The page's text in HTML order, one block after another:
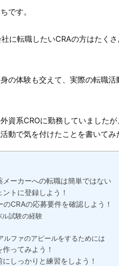
です。
に転職したいCRAの方はたく
の体験も交えて、実際の転職
資系CROに勤務していました
動で気を付けたことを書いてみ
メーカーへの転職は簡単ではない
トに登録しよう！
のCRAの応募要件を確認しよう！
ル試験の経験
ルファのアピールをするためには
ってみよう！
しっかりと練習をしよう！